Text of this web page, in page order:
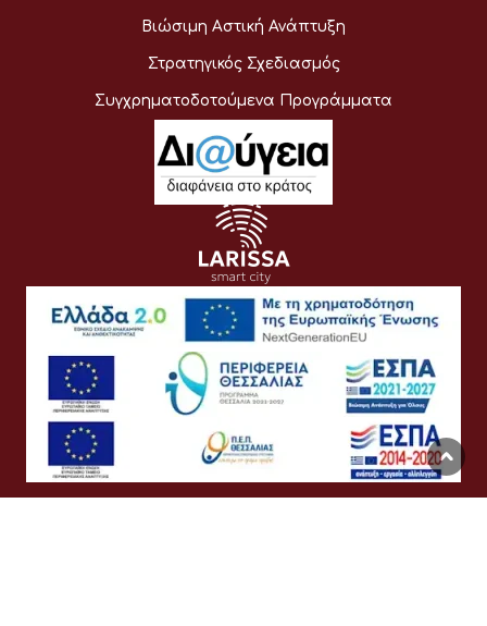
Βιώσιμη Αστική Ανάπτυξη
Στρατηγικός Σχεδιασμός
Συγχρηματοδοτούμενα Προγράμματα